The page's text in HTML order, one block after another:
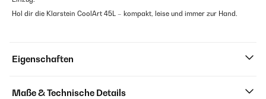
Hol dir die Klarstein CoolArt 45L – kompakt, leise und immer zur Hand.
Eigenschaften
Maße & Technische Details